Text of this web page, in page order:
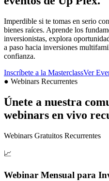
Imperdible si te tomas en serio
bienes raíces. Aprende los
inversionistas, explora
a paso hacia inversiones
confianza.
Inscríbete a la MasterclassVer
● Webinars Recurrentes
Únete a nuestra
webinars en vivo
Webinars Gratuitos Recurrentes
📈
Webinar Mensual para